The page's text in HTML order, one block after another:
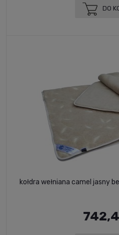
DO
kołdra wełniana camel jasny